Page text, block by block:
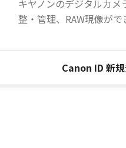
キヤノンのデジタルカ
整・管理、RAW現像がで
Canon ID 新